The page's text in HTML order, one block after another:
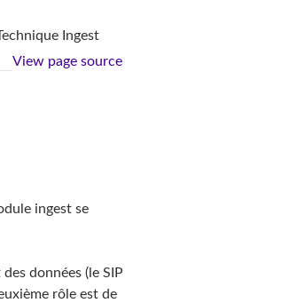
Ingest
View page source
ingest se
données (le SIP
rôle est de